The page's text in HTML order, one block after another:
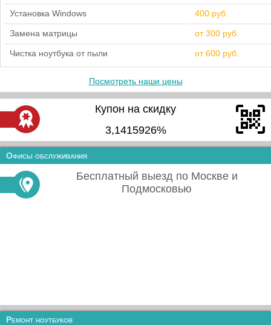
Установка Windows 400 руб.
Замена матрицы от 300 руб.
Чистка ноутбука от пыли от 600 руб.
Посмотреть наши цены
Купон на скидку
3,1415926%
Офисы обслуживания
Бесплатный выезд по Москве и
Подмосковью
Ремонт ноутбуков